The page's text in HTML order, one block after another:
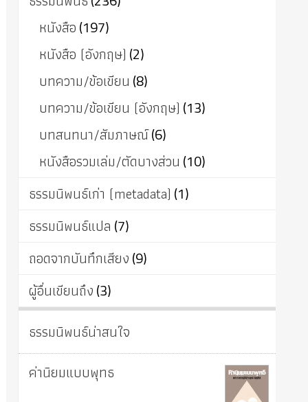
หนังสือ(197)
หนังสือ (อังกฤษ) (2)
บทความ/ข้อเขียน (8)
บทความ/ข้อเขียน (อังกฤษ) (13)
บทสนทนา/สัมภาษณ์(6)
หนังสือรวมเล่ม/ตัดบางส่วน (10)
ธรรมนิพนธ์เก่า (metadata) (1)
ธรรมนิพนธ์แปล (7)
ถอดจากบันทึกเสียง(9)
ผู้อื่นเขียนถึง(3)
ธรรมนิพนธ์น่าสนใจ
ค่านิยมแบบพุทธ